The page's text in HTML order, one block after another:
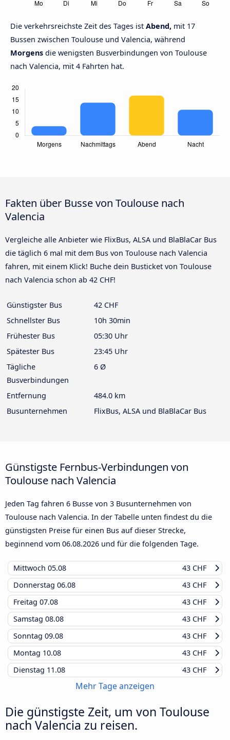
Die verkehrsreichste Zeit des Tages ist Abend, mit 17
Bussen zwischen Toulouse und Valencia, während
Morgens die wenigsten Busverbindungen von Toulouse
nach Valencia, mit 4 Fahrten hat.
Fakten über Busse von Toulouse nach
Valencia
Vergleiche alle Anbieter wie FlixBus, ALSA und BlaBlaCar Bus
die täglich 6 mal mit dem Bus von Toulouse nach Valencia
fahren, mit einem Klick! Buche dein Busticket von Toulouse
nach Valencia schon ab 42 CHF!
Günstigster Bus
42 CHF
Schnellster Bus
10h 30min
Frühester Bus
05:30 Uhr
Spätester Bus
23:45 Uhr
Tägliche
Busverbindungen
6 Ø
Entfernung
484.0 km
Busunternehmen
FlixBus, ALSA und BlaBlaCar Bus
Günstigste Fernbus-Verbindungen von
Toulouse nach Valencia
Jeden Tag fahren 6 Busse von 3 Busunternehmen von
Toulouse nach Valencia. In der Tabelle unten findest du die
günstigsten Preise für einen Bus auf dieser Strecke,
beginnend vom 06.08.2026 und für die folgenden Tage.
Mittwoch 05.08
43 CHF
Donnerstag 06.08
43 CHF
Freitag 07.08
43 CHF
Samstag 08.08
43 CHF
Sonntag 09.08
43 CHF
Montag 10.08
43 CHF
Dienstag 11.08 43 CHF
Mehr Tage anzeigen
Die günstigste Zeit, um von Toulouse
nach Valencia zu reisen.